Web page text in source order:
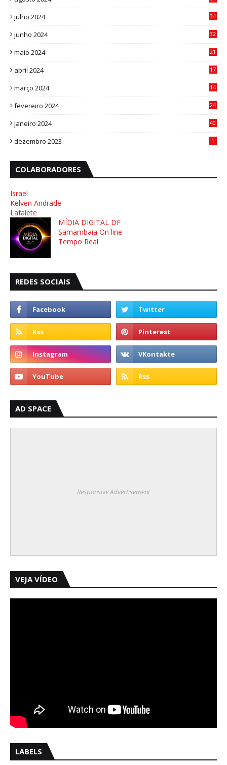
julho 2024
34
junho 2024
32
maio 2024
21
abril 2024
17
março 2024
14
fevereiro 2024
24
janeiro 2024
40
dezembro 2023 1
COLABORADORES
Israel
Kelven Andrade
Lafaiete
MÍDIA DIGITAL DF
Samambaia On line
Tempo Real
REDES SOCIAIS
AD SPACE
Responsive Advertisement
VEJA VÍDEO
LABELS